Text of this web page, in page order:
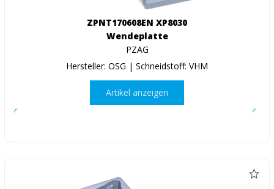
ZPNT170608EN XP8030
Wendeplatte
PZAG
Hersteller: OSG | Schneidstoff: VHM
Artikel anzeigen